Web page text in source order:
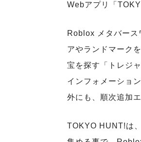
Webアプリ「
Roblox メタバース
アやランドマーク
宝を探す「トレジ
インフォメーショ
外にも、順次追加
TOKYO HUNT!は